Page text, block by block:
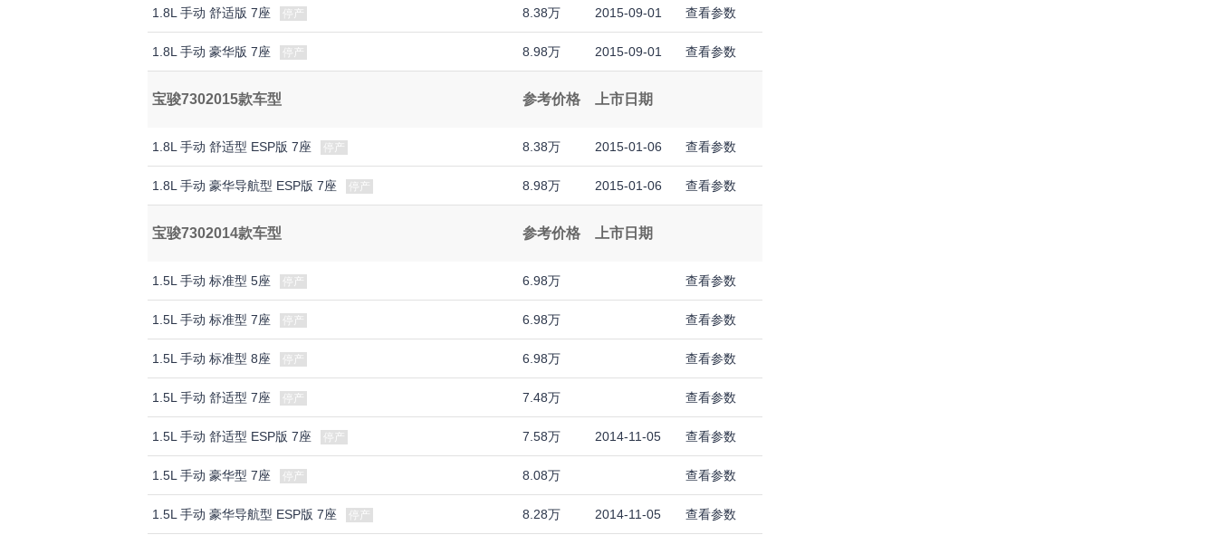
1.8L 手动 舒适版 7座 停产 8.38万 2015-09-01 查看参数
1.8L 手动 豪华版 7座 停产 8.98万 2015-09-01 查看参数
宝骏7302015款车型 参考价格 上市日期
1.8L 手动 舒适型 ESP版 7座 停产 8.38万 2015-01-06 查看参数
1.8L 手动 豪华导航型 ESP版 7座 停产 8.98万 2015-01-06 查看参数
宝骏7302014款车型 参考价格 上市日期
1.5L 手动 标准型 5座 停产 6.98万 查看参数
1.5L 手动 标准型 7座 停产 6.98万 查看参数
1.5L 手动 标准型 8座 停产 6.98万 查看参数
1.5L 手动 舒适型 7座 停产 7.48万 查看参数
1.5L 手动 舒适型 ESP版 7座 停产 7.58万 2014-11-05 查看参数
1.5L 手动 豪华型 7座 停产 8.08万 查看参数
1.5L 手动 豪华导航型 ESP版 7座 停产 8.28万 2014-11-05 查看参数